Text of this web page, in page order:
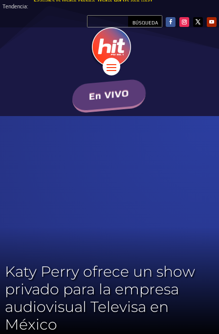
Tendencia:
Escucha la Radio Online, Radio Hit Va con vos!
En VIVO
Katy Perry ofrece un show
privado para la empresa
audiovisual Televisa en
México